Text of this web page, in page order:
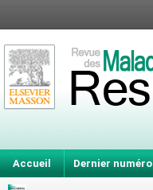
Accueil Dernier numéro